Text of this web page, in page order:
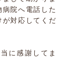
院へ電話した
対応してくだ
に感謝してま